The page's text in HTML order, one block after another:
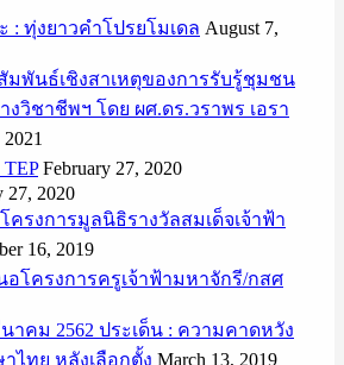
: ทุ่งยาวคำโปรยโมเดล August 7,
มพันธ์เชิงสาเหตุของการรับรู้ชุมชน
งวิชาชีพฯ โดย ผศ.ดร.วราพร เอรา
February 27, 2020
27, 2020
ครงการมูลนิธิรางวัลสมเด็จเจ้าฟ้า
16, 2019
โครงการครูเจ้าฟ้ามหาจักรี/กสศ
าคม 2562 ประเด็น : ความคาดหวัง
ไทย หลังเลือกตั้ง March 13, 2019